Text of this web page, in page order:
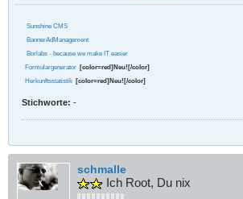
Sunshine CMS
BannerAdManagement
Borlabs - because we make IT easier
Formulargenerator [color=red]Neu![/color]
Herkunftsstatistik [color=red]Neu![/color]
Stichworte: -
schmalle
Ich Root, Du nix